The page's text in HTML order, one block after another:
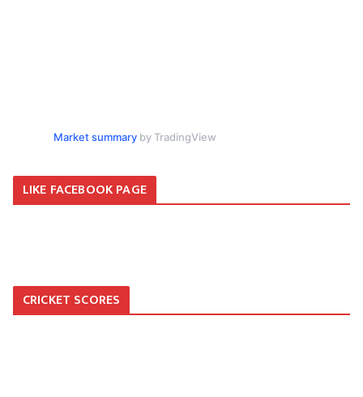
Market summaryby TradingView
LIKE FACEBOOK PAGE
CRICKET SCORES